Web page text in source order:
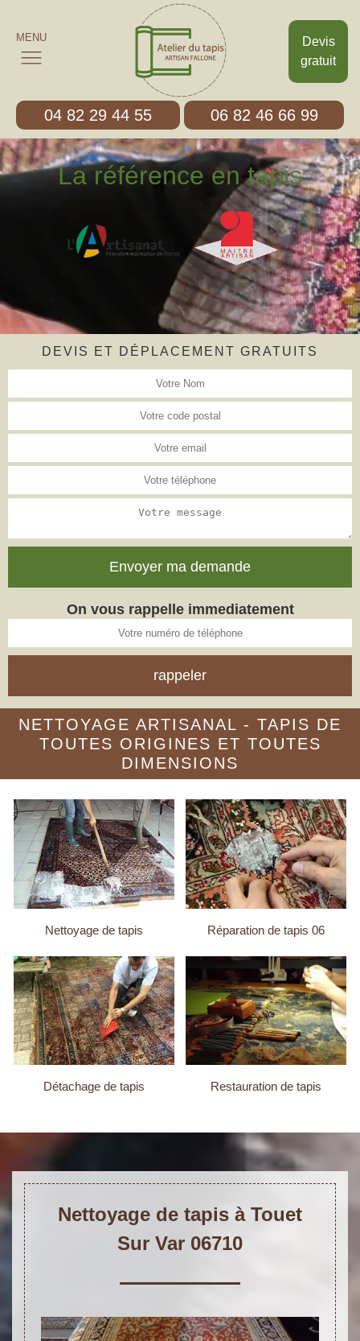
Devis
gratuit
MENU
04 82 29 44 55 06 82 46 66 99
La référence en tapis
DEVIS ET DÉPLACEMENT GRATUITS
On vous rappelle immediatement
NETTOYAGE ARTISANAL - TAPIS DE
TOUTES ORIGINES ET TOUTES
DIMENSIONS
Nettoyage de tapis Réparation de tapis 06
Détachage de tapis Restauration de tapis
Nettoyage de tapis à Touet
Sur Var 06710